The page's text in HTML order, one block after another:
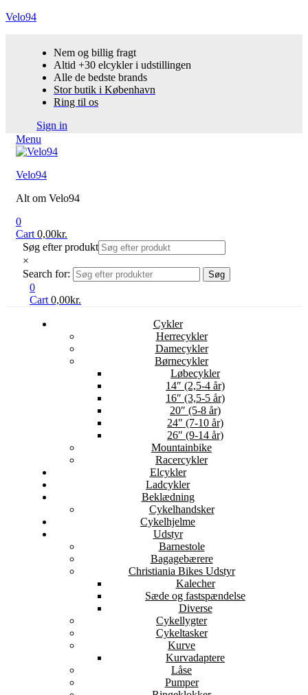
Velo94
Nem og billig fragt
Altid +30 elcykler i udstillingen
Alle de bedste brands
Stor butik i København
Ring til os
Sign in
Menu
Velo94
Alt om Velo94
0
Cart 0,00kr.
Søg efter produkt
×
Search for:
Søg
0
Cart 0,00kr.
Cykler
Herrecykler
Damecykler
Børnecykler
Løbecykler
14″ (2,5-4 år)
16″ (3,5-5 år)
20″ (5-8 år)
24″ (7-10 år)
26″ (9-14 år)
Mountainbike
Racercykler
Elcykler
Ladcykler
Beklædning
Cykelhandsker
Cykelhjelme
Udstyr
Barnestole
Bagagebærere
Christiania Bikes Udstyr
Kalecher
Sæde og fastspændelse
Diverse
Cykellygter
Cykeltasker
Kurve
Kurvadaptere
Låse
Pumper